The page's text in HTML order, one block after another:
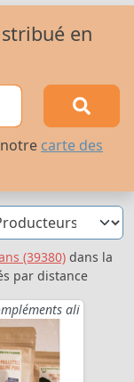
en
carte des
(39380) dans la
par distance
ali